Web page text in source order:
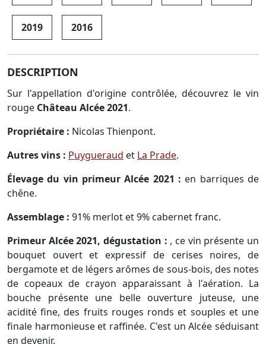
2019 2016
DESCRIPTION
Sur l'appellation d'origine contrôlée, découvrez le vin
rouge Château Alcée 2021.
Propriétaire : Nicolas Thienpont.
Autres vins : Puygueraud et La Prade.
Élevage du vin primeur Alcée 2021 : en barriques de
chêne.
Assemblage : 91% merlot et 9% cabernet franc.
Primeur Alcée 2021, dégustation : , ce vin présente un
bouquet ouvert et expressif de cerises noires, de
bergamote et de légers arômes de sous-bois, des notes
de copeaux de crayon apparaissant à l'aération. La
bouche présente une belle ouverture juteuse, une
acidité fine, des fruits rouges ronds et souples et une
finale harmonieuse et raffinée. C'est un Alcée séduisant
en devenir.